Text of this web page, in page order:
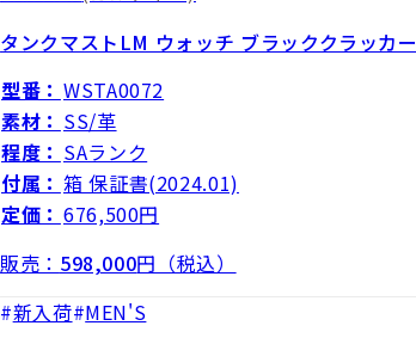
タンクマストLM ウォッチ ブラッククラッカー
型番： WSTA0072
素材： SS/革
程度： SAランク
付属： 箱 保証書(2024.01)
定価： 676,500円
販売： 598,000円（税込）
新入荷 MEN'S